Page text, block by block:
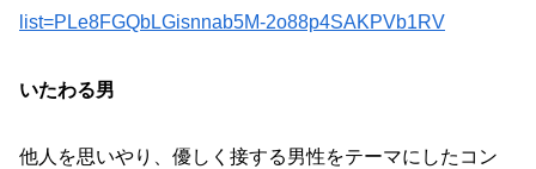
list=PLe8FGQbLGisnnab5M-2o88p4SAKPVb1RV
いたわる男
他人を思いやり、優しく接する男性をテーマにしたコン